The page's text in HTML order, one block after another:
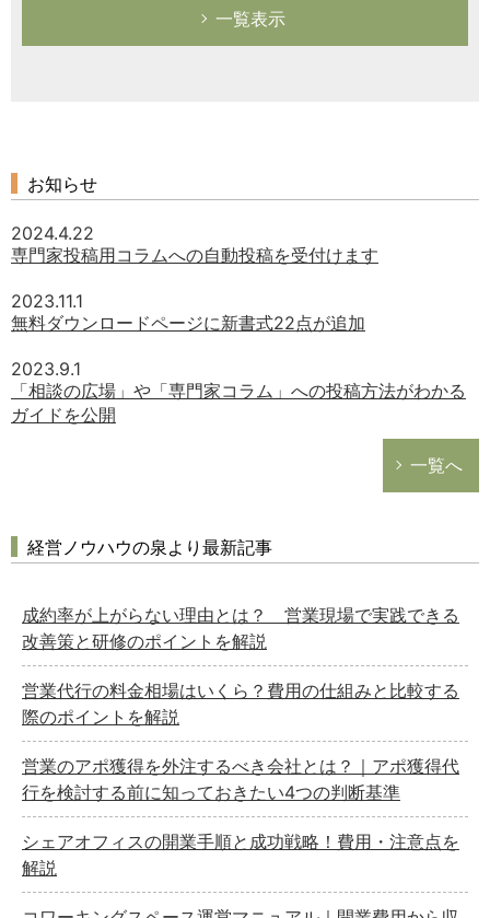
一覧表示
お知らせ
2024.4.22
専門家投稿用コラムへの自動投稿を受付けます
2023.11.1
無料ダウンロードページに新書式22点が追加
2023.9.1
「相談の広場」や「専門家コラム」への投稿方法がわかる
ガイドを公開
一覧へ
経営ノウハウの泉より最新記事
成約率が上がらない理由とは？ 営業現場で実践できる
改善策と研修のポイントを解説
営業代行の料金相場はいくら？費用の仕組みと比較する
際のポイントを解説
営業のアポ獲得を外注するべき会社とは？｜アポ獲得代
行を検討する前に知っておきたい4つの判断基準
シェアオフィスの開業手順と成功戦略！費用・注意点を
解説